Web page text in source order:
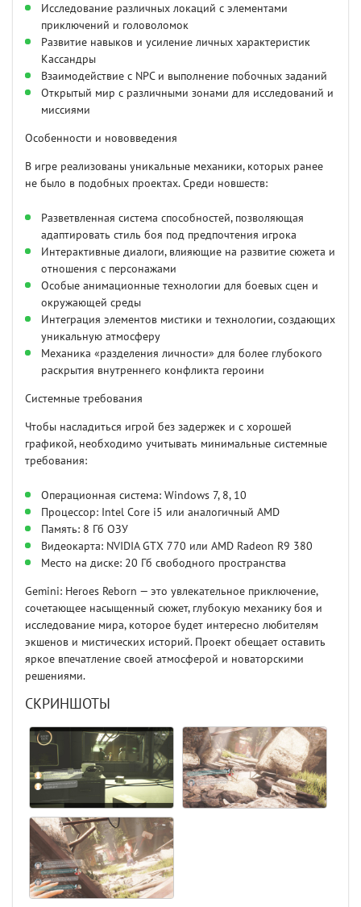
Исследование различных локаций с элементами
приключений и головоломок
Развитие навыков и усиление личных характеристик
Кассандры
Взаимодействие с NPC и выполнение побочных заданий
Открытый мир с различными зонами для исследований и
миссиями
Особенности и нововведения
В игре реализованы уникальные механики, которых ранее
не было в подобных проектах. Среди новшеств:
Разветвленная система способностей, позволяющая
адаптировать стиль боя под предпочтения игрока
Интерактивные диалоги, влияющие на развитие сюжета и
отношения с персонажами
Особые анимационные технологии для боевых сцен и
окружающей среды
Интеграция элементов мистики и технологии, создающих
уникальную атмосферу
Механика «разделения личности» для более глубокого
раскрытия внутреннего конфликта героини
Системные требования
Чтобы насладиться игрой без задержек и с хорошей
графикой, необходимо учитывать минимальные системные
требования:
Операционная система: Windows 7, 8, 10
Процессор: Intel Core i5 или аналогичный AMD
Память: 8 Гб ОЗУ
Видеокарта: NVIDIA GTX 770 или AMD Radeon R9 380
Место на диске: 20 Гб свободного пространства
Gemini: Heroes Reborn — это увлекательное приключение,
сочетающее насыщенный сюжет, глубокую механику боя и
исследование мира, которое будет интересно любителям
экшенов и мистических историй. Проект обещает оставить
яркое впечатление своей атмосферой и новаторскими
решениями.
СКРИНШОТЫ